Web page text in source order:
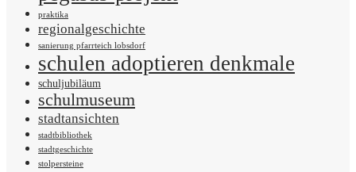
praktika
regionalgeschichte
sanierung pfarrteich lobsdorf
schulen adoptieren denkmale
schuljubiläum
schulmuseum
stadtansichten
stadtbibliothek
stadtgeschichte
stolpersteine